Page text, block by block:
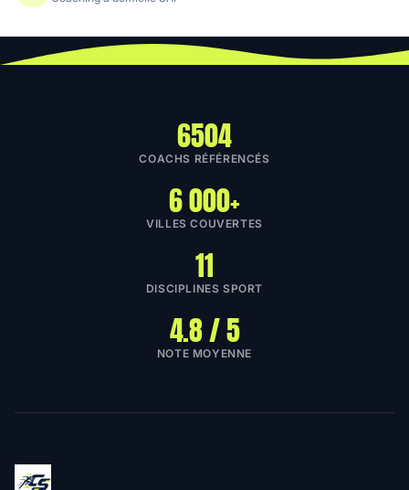
6504
COACHS RÉFÉRENCÉS
6 000+
VILLES COUVERTES
11
DISCIPLINES SPORT
4.8 / 5
NOTE MOYENNE